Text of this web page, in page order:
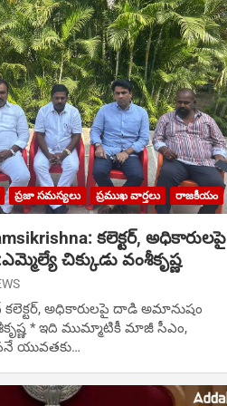
ప్రజా సమస్యలు ప్రముఖ వార్తలు రాజకీయం
కలెక్టర్, అధికారులపై
చిక్కుడు వంశీకృష్ణ
అధికారులపై దాడి అమానుషం
* ఇది ముమ్మాటికీ మాజీ సీఎం,
యువతకు…